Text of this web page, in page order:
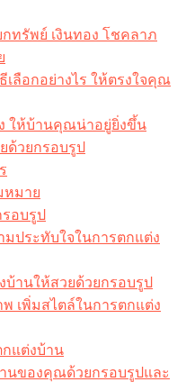
ทรัพย์ เงินทอง โชคลาภ
ลือกอย่างไร ให้ตรงใจคุณ
ให้บ้านคุณน่าอยู่ยิ่งขึ้น
ด้วยกรอบรูป
หมาย
อบรูป
ประทับใจในการตกแต่ง
านให้สวยด้วยกรอบรูป
เพิ่มสไตล์ในการตกแต่ง
แต่งบ้าน
นของคุณด้วยกรอบรูปและ